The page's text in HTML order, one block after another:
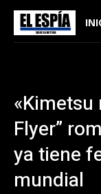
«Kimetsu
Flyer”
ya tiene
mundial